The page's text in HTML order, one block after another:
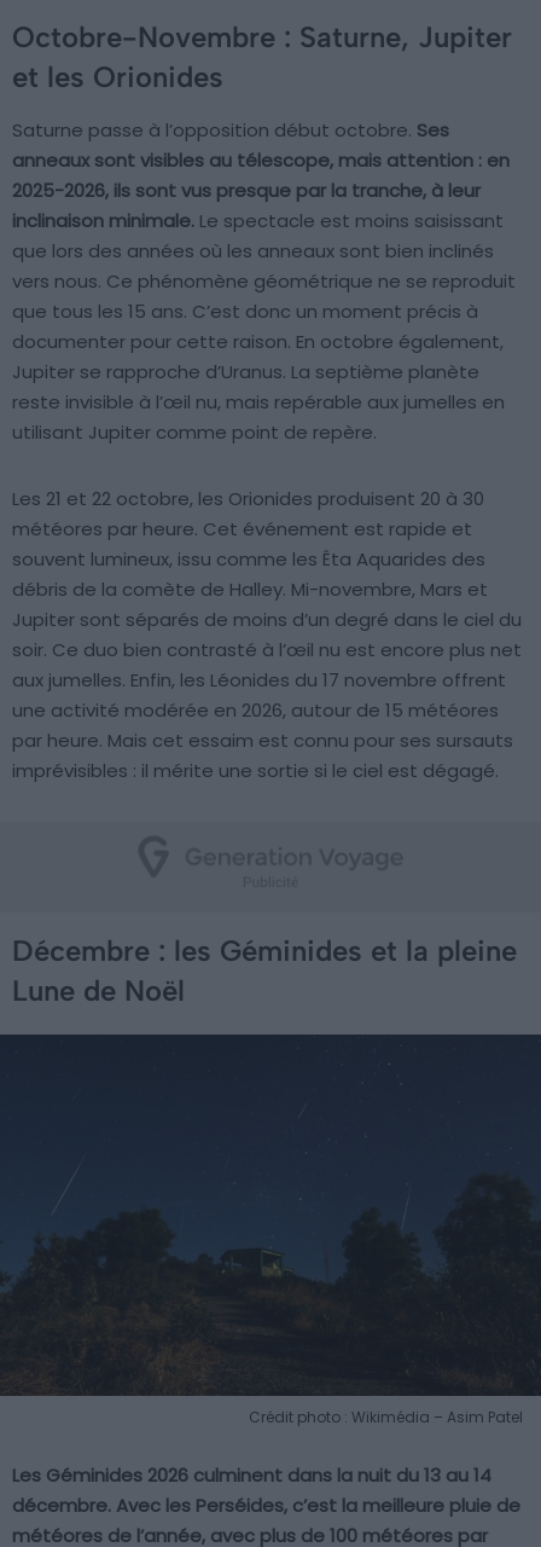
Octobre-Novembre : Saturne, Jupiter
et les Orionides
Saturne passe à l’opposition début octobre. Ses
anneaux sont visibles au télescope, mais attention : en
2025-2026, ils sont vus presque par la tranche, à leur
inclinaison minimale. Le spectacle est moins saisissant
que lors des années où les anneaux sont bien inclinés
vers nous. Ce phénomène géométrique ne se reproduit
que tous les 15 ans. C’est donc un moment précis à
documenter pour cette raison. En octobre également,
Jupiter se rapproche d’Uranus. La septième planète
reste invisible à l’œil nu, mais repérable aux jumelles en
utilisant Jupiter comme point de repère.
Les 21 et 22 octobre, les Orionides produisent 20 à 30
météores par heure. Cet événement est rapide et
souvent lumineux, issu comme les Êta Aquarides des
débris de la comète de Halley. Mi-novembre, Mars et
Jupiter sont séparés de moins d’un degré dans le ciel du
soir. Ce duo bien contrasté à l’œil nu est encore plus net
aux jumelles. Enfin, les Léonides du 17 novembre offrent
une activité modérée en 2026, autour de 15 météores
par heure. Mais cet essaim est connu pour ses sursauts
imprévisibles : il mérite une sortie si le ciel est dégagé.
Décembre : les Géminides et la pleine
Lune de Noël
Crédit photo : Wikimédia – Asim Patel
Les Géminides 2026 culminent dans la nuit du 13 au 14
décembre. Avec les Perséides, c’est la meilleure pluie de
météores de l’année, avec plus de 100 météores par